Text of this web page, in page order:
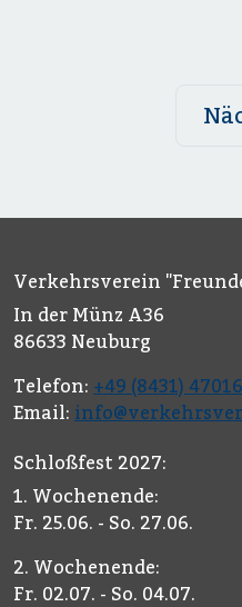
Verkehrsverein
In der Münz A36
86633 Neuburg
Telefon: +49 (8431) 47016
Email:
Schloßfest 2027:
1. Wochenende:
Fr. 25.06. - So. 27.06.
2. Wochenende:
Fr. 02.07. - So. 04.07.